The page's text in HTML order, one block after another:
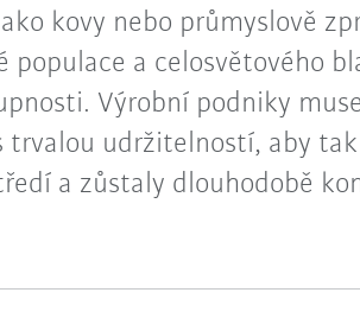
kovy nebo průmyslově
populace a celosvětového
Výrobní podniky
trvalou udržitelností, aby
a zůstaly dlouhodobě